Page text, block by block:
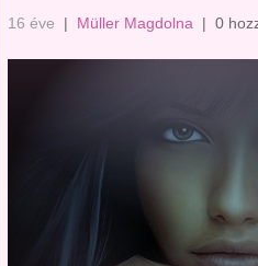
16 éve | Müller Magdolna | 0